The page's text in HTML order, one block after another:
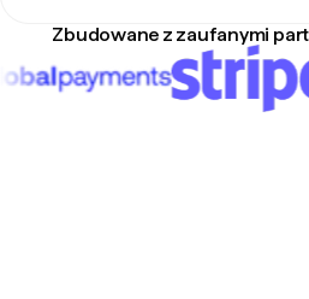
Zbudowane z zaufanymi